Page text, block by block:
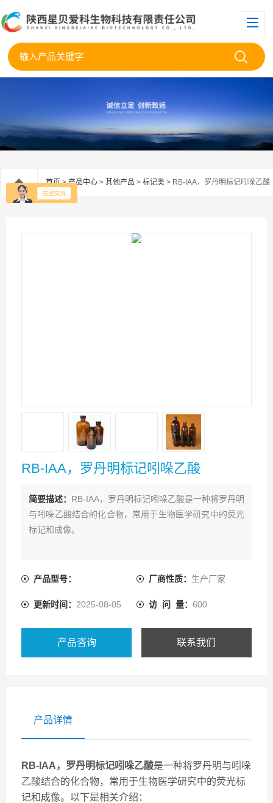
首页>产品中心 > 其他产品 > 标记类 > RB-IAA，罗丹明标记吲哚乙酸
RB-IAA，罗丹明标记吲哚乙酸
简要描述： RB-IAA，罗丹明标记吲哚乙酸是一种将罗丹明
与吲哚乙酸结合的化合物，常用于生物医学研究中的荧光
标记和成像。
产品型号： 厂商性质： 生产厂家
更新时间： 2025-08-05 访 问 量： 600
产品咨询 联系我们
产品详情
RB-IAA，罗丹明标记吲哚乙酸是一种将罗丹明与吲哚
乙酸结合的化合物，常用于生物医学研究中的荧光标
记和成像。以下是相关介绍：